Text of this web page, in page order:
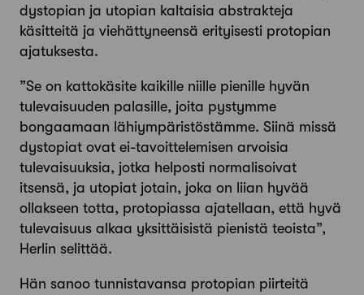
dystopian ja utopian kaltaisia abstrakteja
käsitteitä ja viehättyneensä erityisesti protopian
ajatuksesta.
”Se on kattokäsite kaikille niille pienille hyvän
tulevaisuuden palasille, joita pystymme
bongaamaan lähiympäris­töstämme. Siinä missä
dystopiat ovat ei-tavoittelemisen arvoisia
tulevaisuuksia, jotka helposti normalisoivat
itsensä, ja utopiat jotain, joka on liian hyvää
ollakseen totta, protopiassa ajatellaan, että hyvä
tulevaisuus alkaa yksittäisistä pienistä teoista”,
Herlin selittää.
Hän sanoo tunnistavansa protopian piirteitä